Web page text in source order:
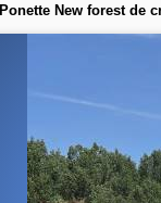
Ponette New forest de